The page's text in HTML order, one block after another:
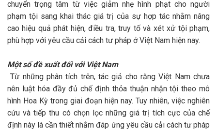
chuyển trọng tâm từ việc giảm nhẹ hình phạt cho người
phạm tội sang khai thác giá trị của sự hợp tác nhằm nâng
cao hiệu quả phát hiện, điều tra, truy tố và xét xử tội phạm,
phù hợp với yêu cầu cải cách tư pháp ở Việt Nam hiện nay.
Một số đề xuất đối với Việt Nam
Từ những phân tích trên, tác giả cho rằng Việt Nam chưa
nên luật hóa đầy đủ chế định thỏa thuận nhận tội theo mô
hình Hoa Kỳ trong giai đoạn hiện nay. Tuy nhiên, việc nghiên
cứu và tiếp thu có chọn lọc những giá trị tích cực của chế
định này là cần thiết nhằm đáp ứng yêu cầu cải cách tư pháp